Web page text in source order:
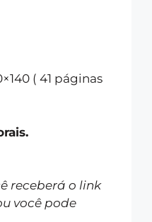
( 41 páginas
receberá o link
você pode